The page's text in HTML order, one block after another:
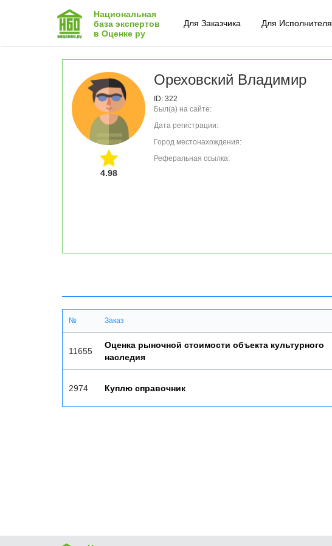
Национальная
база экспертов
в Оценке ру
Для Заказчика Для Исполнителя
4.98
Ореховский Владимир
ID: 322
Был(а) на сайте:
Дата регистрации:
Город местонахождения:
Реферальная ссылка:
№ Заказ
11655
Оценка рыночной стоимости объекта культурного
наследия
2974 Куплю справочник